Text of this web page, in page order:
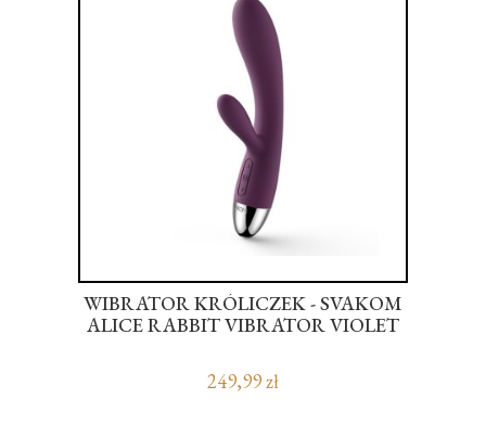
WIBRATOR KRÓLICZEK - SVAKOM
ALICE RABBIT VIBRATOR VIOLET
249,99 zł